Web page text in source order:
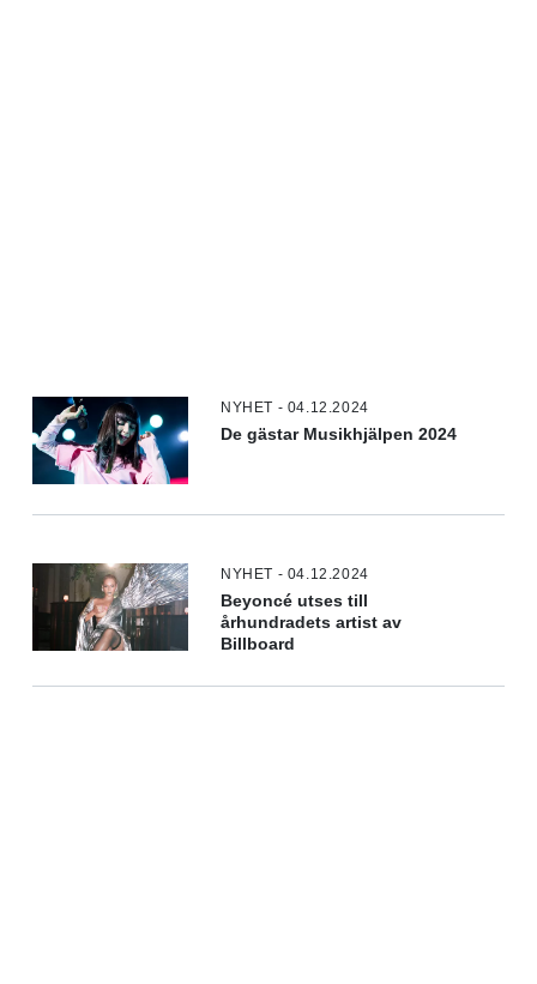
NYHET - 04.12.2024
De gästar Musikhjälpen 2024
NYHET - 04.12.2024
Beyoncé utses till
århundradets artist av
Billboard